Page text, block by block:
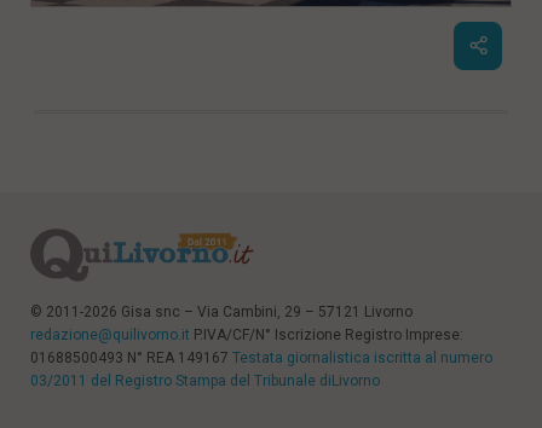
© 2011-2026 Gisa snc – Via Cambini, 29 – 57121 Livorno
redazione@quilivorno.it P.IVA/CF/N° Iscrizione Registro Imprese:
01688500493 N° REA 149167 Testata giornalistica iscritta al numero
03/2011 del Registro Stampa del Tribunale diLivorno